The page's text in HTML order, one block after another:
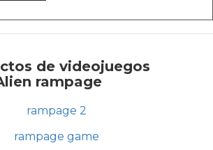
de videojuegos
rampage
rampage 2
rampage game